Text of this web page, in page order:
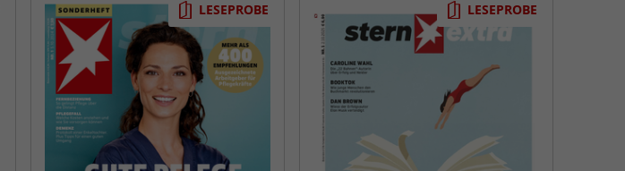
LESEPROBE LESEPROBE